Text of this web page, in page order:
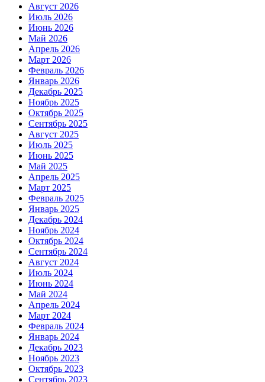
Август 2026
Июль 2026
Июнь 2026
Май 2026
Апрель 2026
Март 2026
Февраль 2026
Январь 2026
Декабрь 2025
Ноябрь 2025
Октябрь 2025
Сентябрь 2025
Август 2025
Июль 2025
Июнь 2025
Май 2025
Апрель 2025
Март 2025
Февраль 2025
Январь 2025
Декабрь 2024
Ноябрь 2024
Октябрь 2024
Сентябрь 2024
Август 2024
Июль 2024
Июнь 2024
Май 2024
Апрель 2024
Март 2024
Февраль 2024
Январь 2024
Декабрь 2023
Ноябрь 2023
Октябрь 2023
Сентябрь 2023